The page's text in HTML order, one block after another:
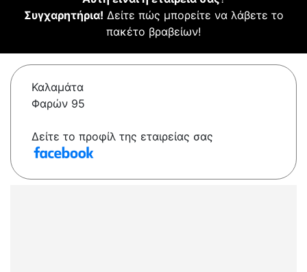
Συγχαρητήρια! Δείτε πώς μπορείτε να λάβετε το
πακέτο βραβείων!
Καλαμάτα
Φαρών 95
Δείτε το προφίλ της εταιρείας σας